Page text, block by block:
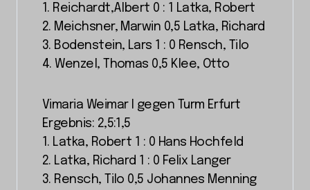
1. Reichardt,Albert 0 : 1 Latka, Robert
2. Meichsner, Marwin 0,5 Latka, Richard
3. Bodenstein, Lars 1 : 0 Rensch, Tilo
4. Wenzel, Thomas 0,5 Klee, Otto
Vimaria Weimar I gegen Turm Erfurt
Ergebnis: 2,5:1,5
1. Latka, Robert 1 : 0 Hans Hochfeld
2. Latka, Richard 1 : 0 Felix Langer
3. Rensch, Tilo 0,5 Johannes Menning